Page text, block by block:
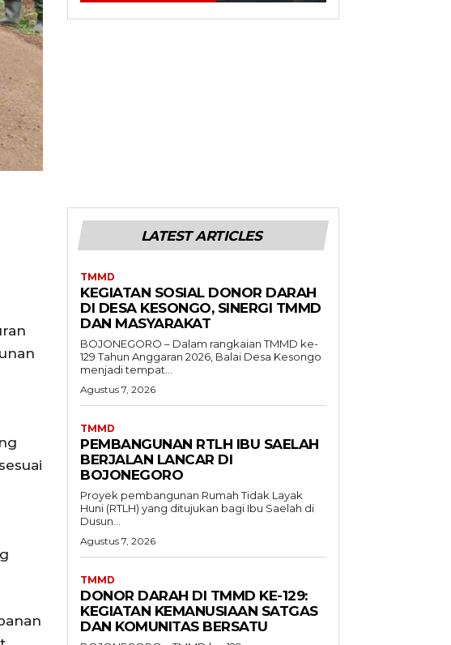
LATEST ARTICLES
TMMD
KEGIATAN SOSIAL DONOR DARAH
DI DESA KESONGO, SINERGI TMMD
DAN MASYARAKAT
BOJONEGORO – Dalam rangkaian TMMD ke-
129 Tahun Anggaran 2026, Balai Desa Kesongo
menjadi tempat...
Agustus 7, 2026
TMMD
PEMBANGUNAN RTLH IBU SAELAH
BERJALAN LANCAR DI
BOJONEGORO
Proyek pembangunan Rumah Tidak Layak
Huni (RTLH) yang ditujukan bagi Ibu Saelah di
Dusun...
Agustus 7, 2026
TMMD
DONOR DARAH DI TMMD KE-129:
KEGIATAN KEMANUSIAAN SATGAS
DAN KOMUNITAS BERSATU